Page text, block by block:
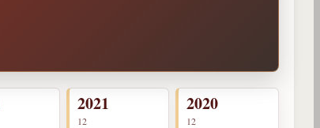
2021
12
2020
12